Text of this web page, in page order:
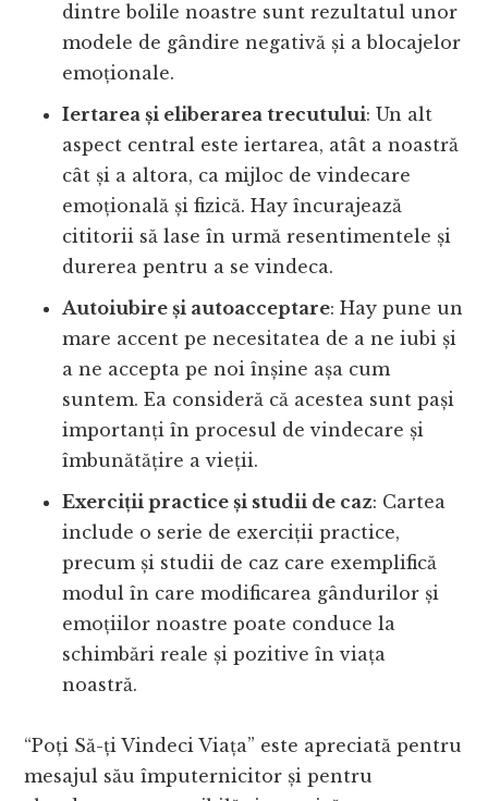
dintre bolile noastre sunt rezultatul unor
modele de gândire negativă și a blocajelor
emoționale.
Iertarea și eliberarea trecutului: Un alt
aspect central este iertarea, atât a noastră
cât și a altora, ca mijloc de vindecare
emoțională și fizică. Hay încurajează
cititorii să lase în urmă resentimentele și
durerea pentru a se vindeca.
Autoiubire și autoacceptare: Hay pune un
mare accent pe necesitatea de a ne iubi și
a ne accepta pe noi înșine așa cum
suntem. Ea consideră că acestea sunt pași
importanți în procesul de vindecare și
îmbunătățire a vieții.
Exerciții practice și studii de caz: Cartea
include o serie de exerciții practice,
precum și studii de caz care exemplifică
modul în care modificarea gândurilor și
emoțiilor noastre poate conduce la
schimbări reale și pozitive în viața
noastră.
“Poți Să-ți Vindeci Viața” este apreciată pentru
mesajul său împuternicitor și pentru